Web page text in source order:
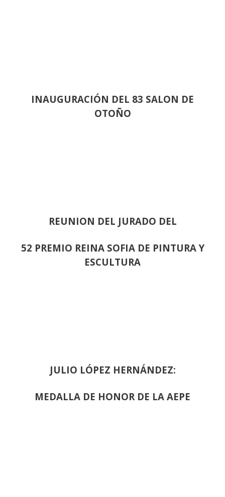
INAUGURACIÓN DEL 83 SALON DE
OTOÑO
REUNION DEL JURADO DEL
52 PREMIO REINA SOFIA DE PINTURA Y
ESCULTURA
JULIO LÓPEZ HERNÁNDEZ:
MEDALLA DE HONOR DE LA AEPE